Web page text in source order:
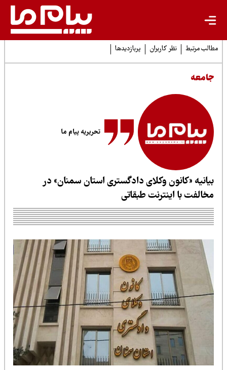
مرتبط نظر کاربران پربازدیدها
تحریریه پیام ما
«کانون وکلای دادگستری استان سمنان» در
با اینترنت طبقاتی